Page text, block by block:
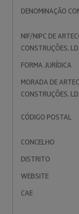
DENOMINAÇÃO
NIF/NIPC DE
CONSTRUÇÕES,
FORMA JURÍDICA
MORADA DE
CONSTRUÇÕES,
CÓDIGO POSTAL
CONCELHO
DISTRITO
WEBSITE
CAE